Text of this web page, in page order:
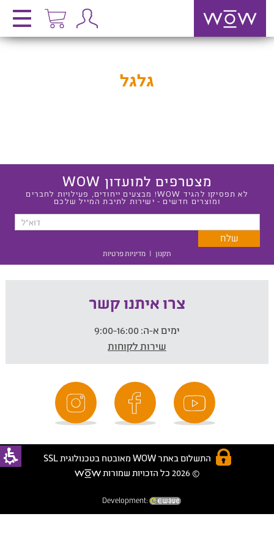
גלגל
מצטרפים למועדון WOW
לא תפסיקו להגיד WOW! מבצעים ייחודים, פעילויות לחברים
ומוצרים חדשים - ישירות לתיבת המייל שלכם
תקנון | מדיניות פרטיות
צרו איתנו קשר
ימים א-ה:
שירות לקוחות
התשלום באתר WOW מאובטח בטכנולוגית SSL
© 2026 כל הזכויות שמורות
Development: